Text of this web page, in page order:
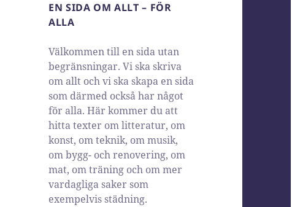
EN SIDA OM ALLT – FÖR
ALLA
Välkommen till en sida utan
begränsningar. Vi ska skriva
om allt och vi ska skapa en sida
som därmed också har något
för alla. Här kommer du att
hitta texter om litteratur, om
konst, om teknik, om musik,
om bygg- och renovering, om
mat, om träning och om mer
vardagliga saker som
exempelvis städning.